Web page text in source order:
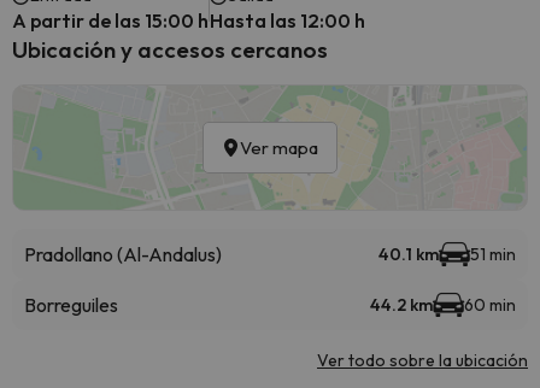
A partir de las 15:00 hHasta las 12:00 h
Ubicación y accesos cercanos
Ver mapa
Pradollano (Al-Andalus) 40.1 km 51 min
Borreguiles 44.2 km 60 min
Ver todo sobre la ubicación